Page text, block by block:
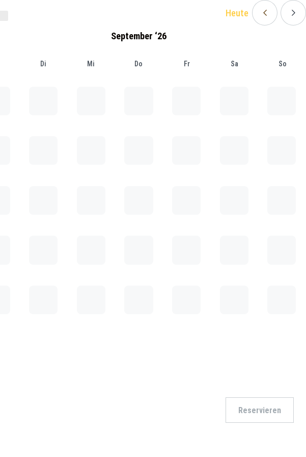
Heute
September ‘26
Di Mi Do Fr Sa So
Reservieren